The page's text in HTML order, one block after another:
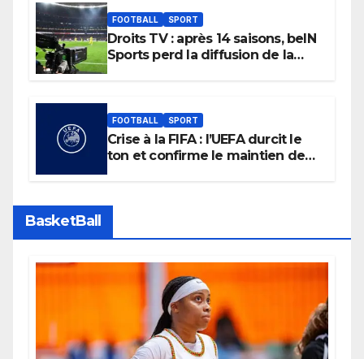
FOOTBALL SPORT
Droits TV : après 14 saisons, beIN
Sports perd la diffusion de la
FOOTBALL SPORT
Crise à la FIFA : l’UEFA durcit le
ton et confirme le maintien de
BasketBall